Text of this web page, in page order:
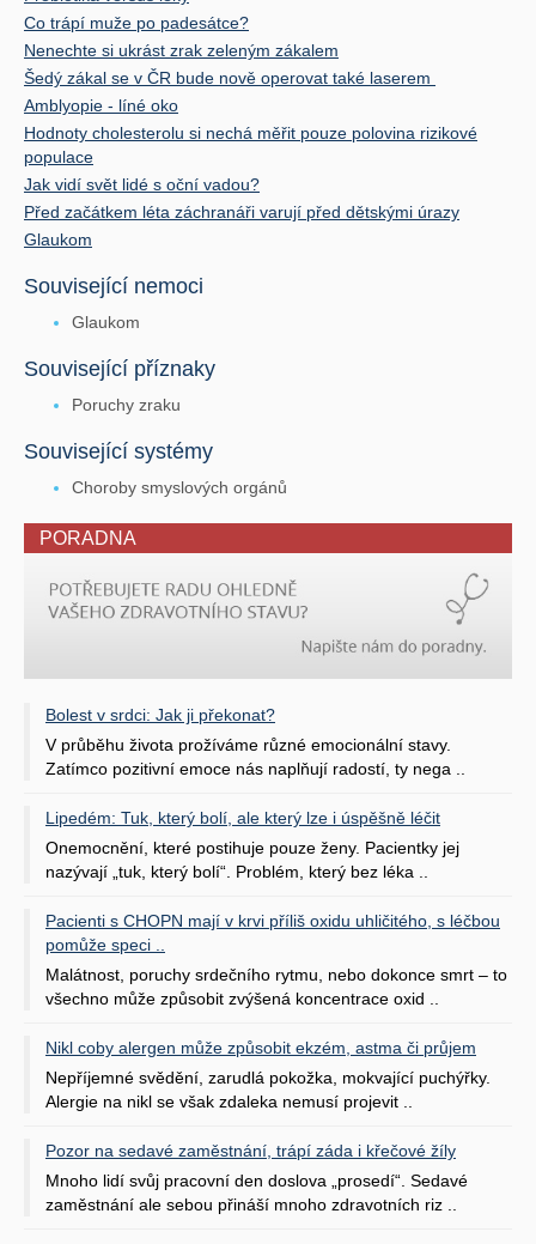
Co trápí muže po padesátce?
Nenechte si ukrást zrak zeleným zákalem
Šedý zákal se v ČR bude nově operovat také laserem
Amblyopie - líné oko
Hodnoty cholesterolu si nechá měřit pouze polovina rizikové
populace
Jak vidí svět lidé s oční vadou?
Před začátkem léta záchranáři varují před dětskými úrazy
Glaukom
Související nemoci
Glaukom
Související příznaky
Poruchy zraku
Související systémy
Choroby smyslových orgánů
PORADNA
Bolest v srdci: Jak ji překonat?
V průběhu života prožíváme různé emocionální stavy.
Zatímco pozitivní emoce nás naplňují radostí, ty nega ..
Lipedém: Tuk, který bolí, ale který lze i úspěšně léčit
Onemocnění, které postihuje pouze ženy. Pacientky jej
nazývají „tuk, který bolí“. Problém, který bez léka ..
Pacienti s CHOPN mají v krvi příliš oxidu uhličitého, s léčbou
pomůže speci ..
Malátnost, poruchy srdečního rytmu, nebo dokonce smrt – to
všechno může způsobit zvýšená koncentrace oxid ..
Nikl coby alergen může způsobit ekzém, astma či průjem
Nepříjemné svědění, zarudlá pokožka, mokvající puchýřky.
Alergie na nikl se však zdaleka nemusí projevit ..
Pozor na sedavé zaměstnání, trápí záda i křečové žíly
Mnoho lidí svůj pracovní den doslova „prosedí“. Sedavé
zaměstnání ale sebou přináší mnoho zdravotních riz ..